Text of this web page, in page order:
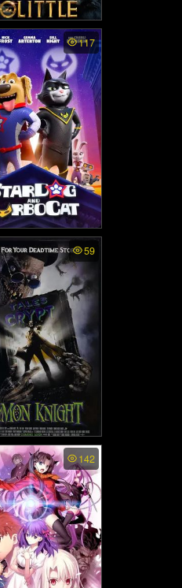
- ด็อกเตอร์ ดูลิตเติ้ล
(2020)
117
and TurboCat (2
019)
59
The Crypt: De
พากย์ไทย - คืน
กแตก (1995)
142